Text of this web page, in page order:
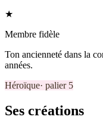
★
Membre fidèle
Ton ancienneté dans la
années.
Héroïque· palier 5
Ses créations